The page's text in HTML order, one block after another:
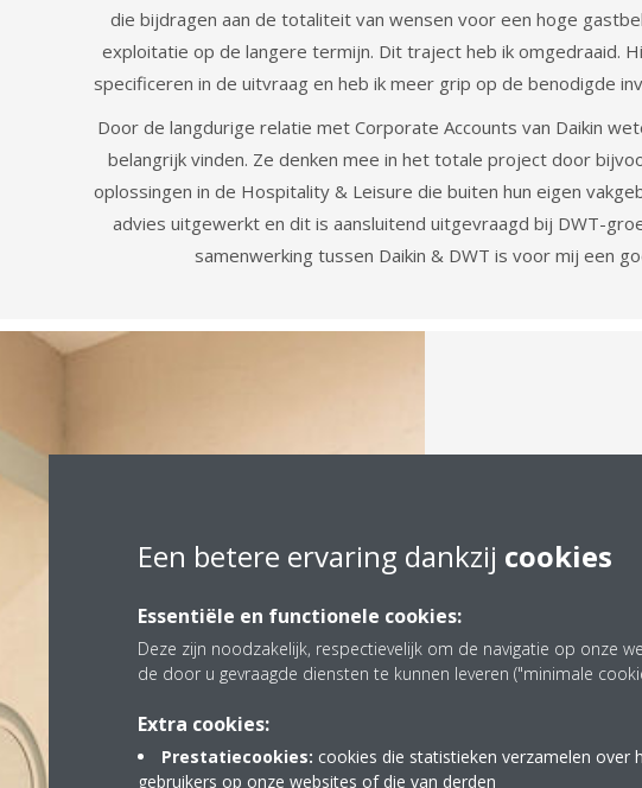
die bijdragen aan de totaliteit van wensen voor een hoge
exploitatie op de langere termijn. Dit traject heb ik omgedraaid.
specificeren in de uitvraag en heb ik meer grip op de benodigde
Door de langdurige relatie met Corporate Accounts van Daikin
belangrijk vinden. Ze denken mee in het totale project door
oplossingen in de Hospitality & Leisure die buiten hun eigen
advies uitgewerkt en dit is aansluitend uitgevraagd bij DWT-
samenwerking tussen Daikin & DWT is voor mij een
Hotel
technische
Kanaalwerk
en het
onderling
uitdaging.
Daikin het
Een betere ervaring dankzij cookies
Essentiële en functionele cookies:
Deze zijn noodzakelijk, respectievelijk om de navigatie op onze
de door u gevraagde diensten te kunnen leveren ("minimale
Extra cookies:
Prestatiecookies: cookies die statistieken verzamelen over
gebruikers op onze websites of die van derden